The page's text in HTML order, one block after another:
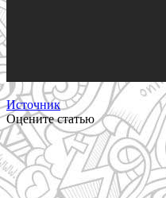
Источник
Оцените статью